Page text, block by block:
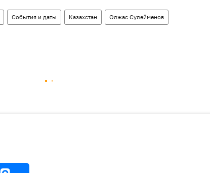
События и даты Казахстан Олжас Сулейменов